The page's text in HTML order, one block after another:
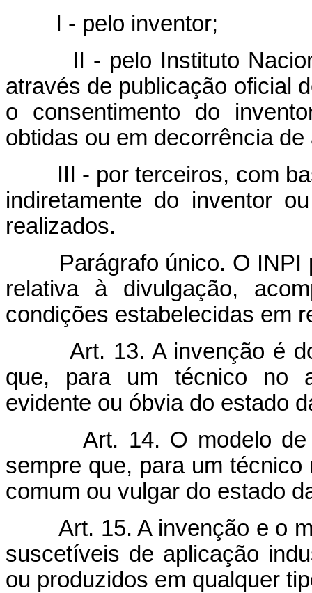
I - pelo inventor;
II - pelo Instituto
através de publicação oficial
o consentimento do
obtidas ou em decorrência
III - por terceiros, com
indiretamente do inventor
realizados.
Parágrafo único. O
relativa à divulgação,
condições estabelecidas em
Art. 13. A invenção é
que,
para um técnico no
evidente ou óbvia do estado
Art. 14. O modelo
sempre que, para um
comum ou vulgar do estado
Art. 15. A invenção e o
suscetíveis de aplicação
ou produzidos em qualquer